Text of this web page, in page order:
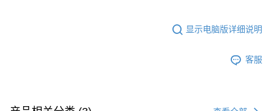
若您對於個人資料之處理、利用有任何疑問，或欲行使相關法律權利，請聯
要之購買訂單資訊提供予 AFTEE ，或讓 AFTEE 蒐集處理利用您的個人資
显示电脑版详细说明
客服